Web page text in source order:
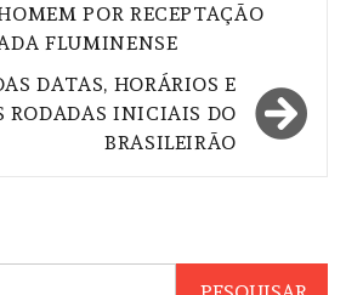
POR RECEPTAÇÃO
FLUMINENSE
DATAS, HORÁRIOS E
RODADAS INICIAIS DO
BRASILEIRÃO